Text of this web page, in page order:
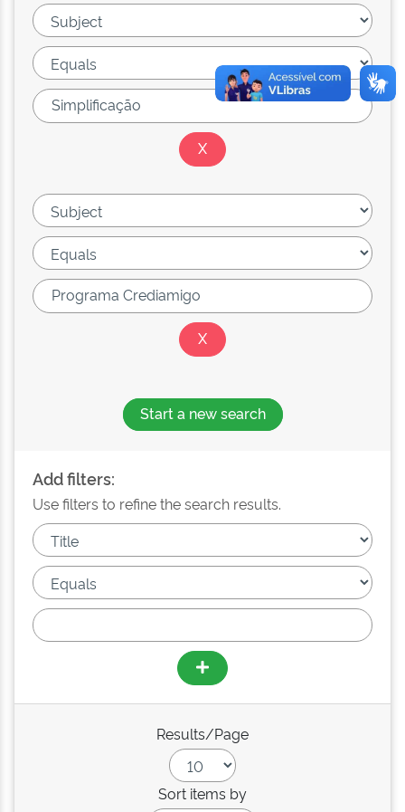
Start a new search
Add filters:
Use filters to refine the search results.
Results/Page
Sort items by